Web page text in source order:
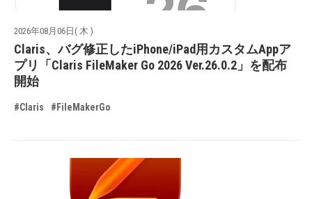
2026年08月06日( 木 )
Claris、バグ修正したiPhone/iPad用カスタムAppア
プリ「Claris FileMaker Go 2026 Ver.26.0.2」を配布
開始
#Claris #FileMakerGo